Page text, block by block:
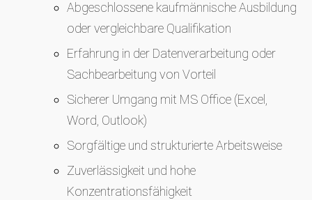
Abgeschlossene kaufmännische Ausbildung
oder vergleichbare Qualifikation
Erfahrung in der Datenverarbeitung oder
Sachbearbeitung von Vorteil
Sicherer Umgang mit MS Office (Excel,
Word, Outlook)
Sorgfältige und strukturierte Arbeitsweise
Zuverlässigkeit und hohe
Konzentrationsfähigkeit